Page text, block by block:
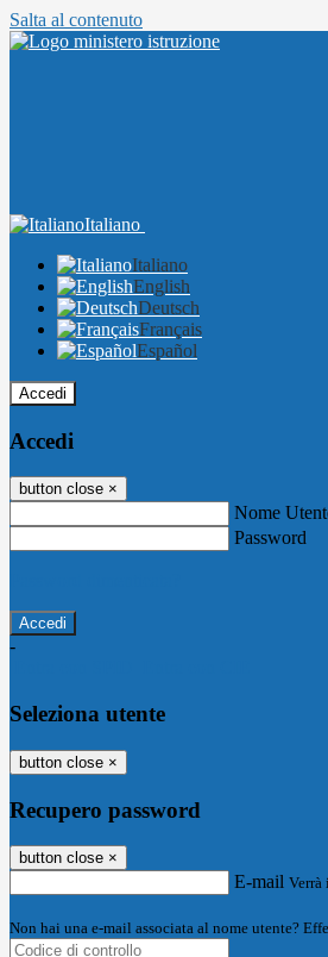
Salta al contenuto
Italiano
Italiano
English
Deutsch
Français
Español
Accedi
Accedi
button close ×
Nome
Password
-
Seleziona utente
button close ×
Recupero password
button close ×
E-mail
Non hai una e-mail associata al nome utente?